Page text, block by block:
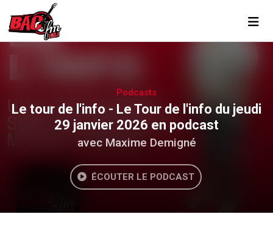
Podcasts
Le tour de l'info - Le Tour de l'info du jeudi
29 janvier 2026 en podcast
avec Maxime Demigné
ÉCOUTER LE PODCAST